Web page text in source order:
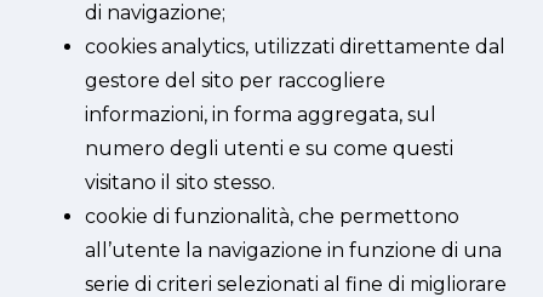
di navigazione;
cookies analytics, utilizzati direttamente dal
gestore del sito per raccogliere
informazioni, in forma aggregata, sul
numero degli utenti e su come questi
visitano il sito stesso.
cookie di funzionalità, che permettono
all’utente la navigazione in funzione di una
serie di criteri selezionati al fine di migliorare